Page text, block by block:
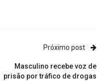
Próximo post
Masculino recebe voz de
prisão por tráfico de drogas